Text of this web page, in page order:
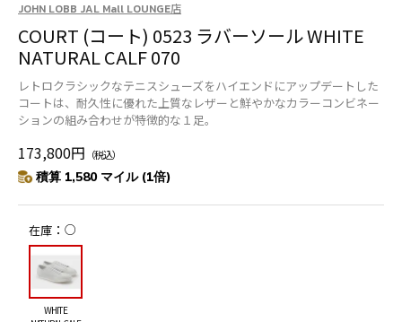
JOHN LOBB JAL Mall LOUNGE店
COURT (コート) 0523 ラバーソール WHITE
NATURAL CALF 070
レトロクラシックなテニスシューズをハイエンドにアップデートした
コートは、耐久性に優れた上質なレザーと鮮やかなカラーコンビネー
ションの組み合わせが特徴的な１足。
173,800円 （税込）
積算 1,580 マイル (1倍)
在庫 ○
WHITE